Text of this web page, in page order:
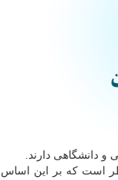
و دانشگاهی دارند.
است كه بر این اساس